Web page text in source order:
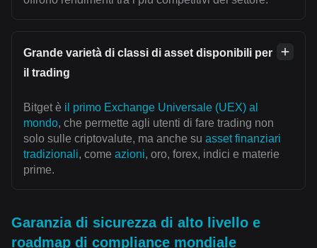
Grande varietà di classi di asset disponibili per
il trading
Bitget è il primo Exchange Universale (UEX) al
mondo, che permette agli utenti di fare trading non
solo sulle criptovalute, ma anche su asset finanziari
tradizionali, come azioni, oro, forex, indici e materie
prime.
Garanzia di sicurezza di alto livello e
roadmap di compliance mondiale